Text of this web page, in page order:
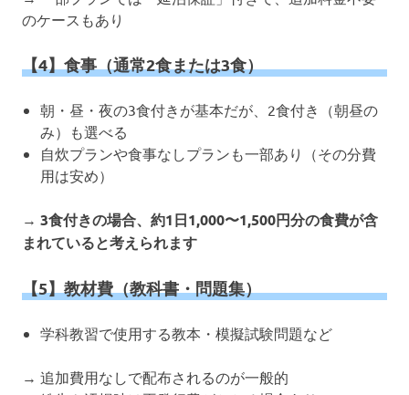
のケースもあり
【4】食事（通常2食または3食）
朝・昼・夜の3食付きが基本だが、2食付き（朝昼の
み）も選べる
自炊プランや食事なしプランも一部あり（その分費
用は安め）
→ 3食付きの場合、約1日1,000〜1,500円分の食費が含
まれていると考えられます
【5】教材費（教科書・問題集）
学科教習で使用する教本・模擬試験問題など
→ 追加費用なしで配布されるのが一般的